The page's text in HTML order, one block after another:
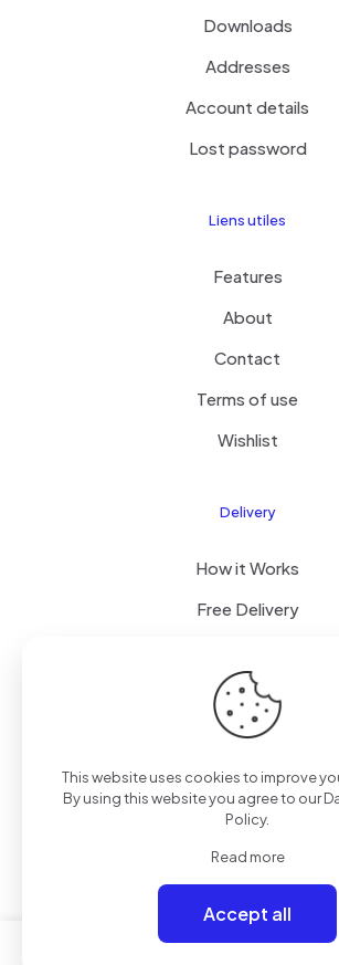
Downloads
Addresses
Account details
Lost password
Liens utiles
Features
About
Contact
Terms of use
Wishlist
Delivery
How it Works
Free Delivery
© 2026 Boogi Store by JsTechnology
Reserved
0
This website uses cookies to improve
By using this website you agree to our
Policy.
Read more
Accept all